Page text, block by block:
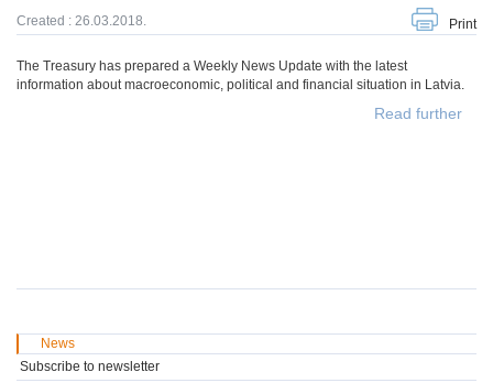
Created : 26.03.2018. Print
The Treasury has prepared a Weekly News Update with the latest
information about macroeconomic, political and financial situation in Latvia.
Read further
News
Subscribe to newsletter